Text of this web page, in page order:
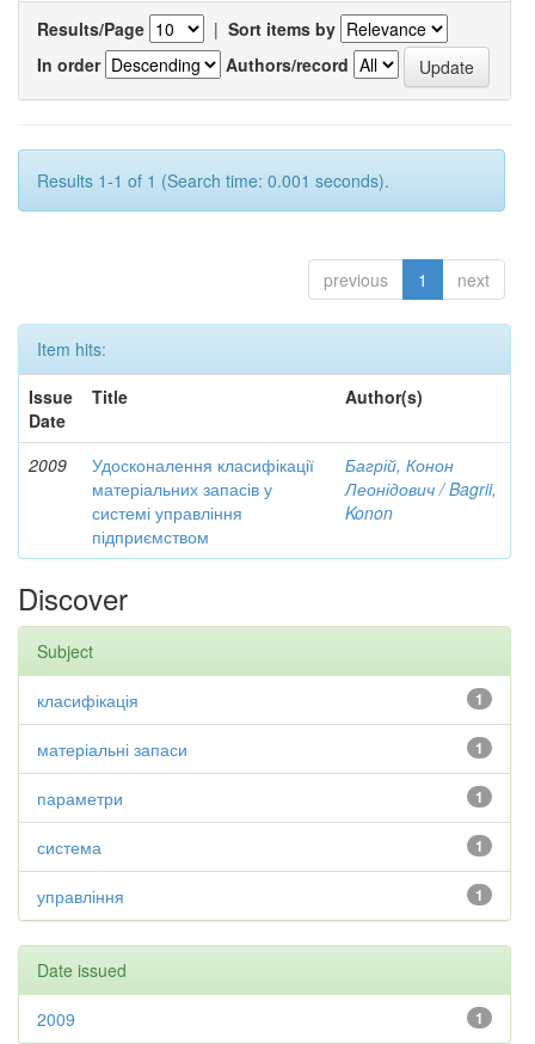
Results/Page | Sort items by
In order
Authors/record
Results 1-1 of 1 (Search time: 0.001 seconds).
previous 1 next
Item hits:
Issue
Date
Title Author(s)
2009
Удосконалення класифікації
матеріальних запасів у
системі управління
підприємством
Багрій, Конон
Леонідович / Bagrii,
Konon
Discover
Subject
1
класифікація
1
матеріальні запаси
1
параметри
1
система
1
управління
Date issued
1
2009